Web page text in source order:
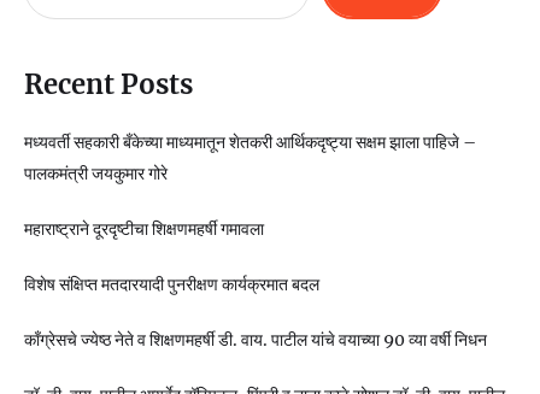
Recent Posts
मध्यवर्ती सहकारी बँकेच्या माध्यमातून शेतकरी आर्थिकदृष्ट्या सक्षम झाला पाहिजे –
पालकमंत्री जयकुमार गोरे
महाराष्ट्राने दूरदृष्टीचा शिक्षणमहर्षी गमावला
विशेष संक्षिप्त मतदारयादी पुनरीक्षण कार्यक्रमात बदल
काँग्रेसचे ज्येष्ठ नेते व शिक्षणमहर्षी डी. वाय. पाटील यांचे वयाच्या 90 व्या वर्षी निधन